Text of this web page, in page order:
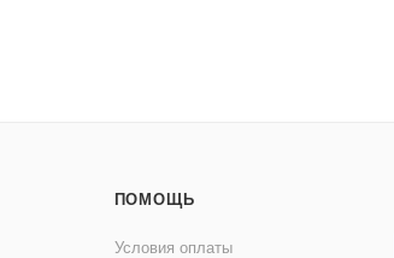
ПОМОЩЬ
Условия оплаты